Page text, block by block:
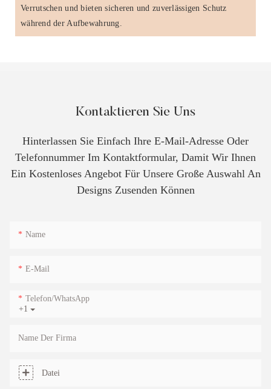
Verrutschen und bieten sicheren und zuverlässigen Schutz
während der Aufbewahrung.
Kontaktieren Sie Uns
Hinterlassen Sie Einfach Ihre E-Mail-Adresse Oder
Telefonnummer Im Kontaktformular, Damit Wir Ihnen
Ein Kostenloses Angebot Für Unsere Große Auswahl An
Designs Zusenden Können
Name
E-Mail
+1
Telefon/WhatsApp
Name Der Firma
Datei